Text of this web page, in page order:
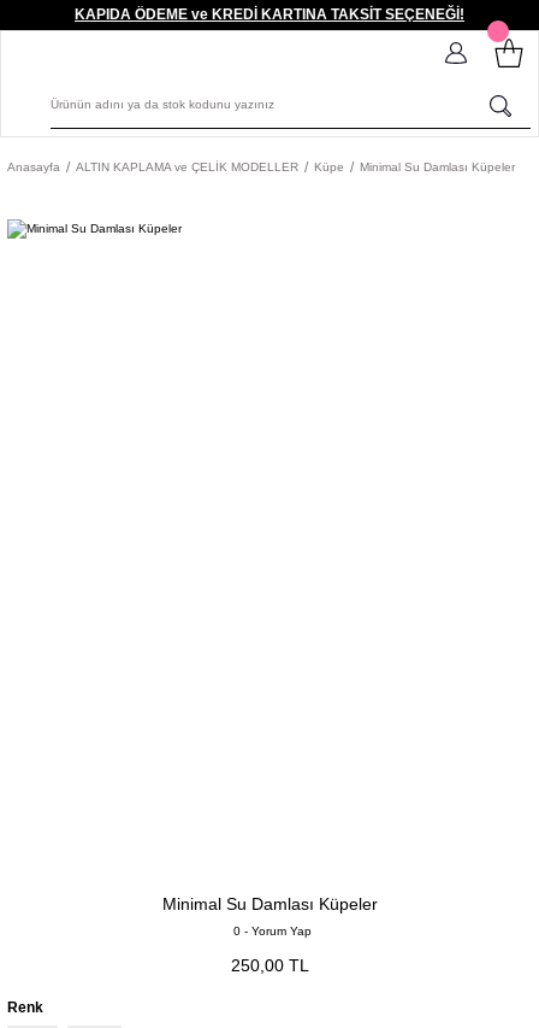
KAPIDA ÖDEME ve KREDİ KARTINA TAKSİT SEÇENEĞİ!
Anasayfa ALTIN KAPLAMA ve ÇELİK MODELLER Küpe Minimal Su Damlası Küpeler
Minimal Su Damlası Küpeler
0 - Yorum Yap
250,00 TL
Renk